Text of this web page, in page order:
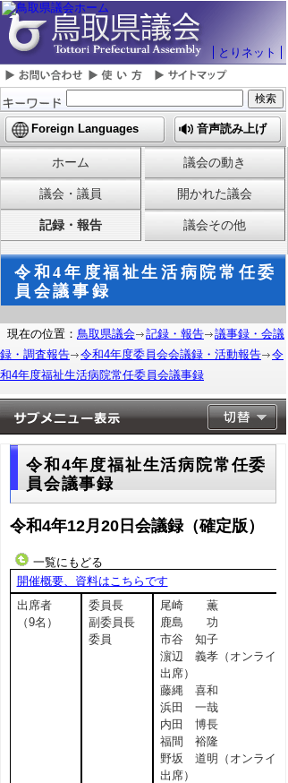
とりネット
Foreign Languages 音声読み上げ
ホーム 議会の動き
議会・議員 開かれた議会
記録・報告 議会その他
令和4年度福祉生活病院常任委
員会議事録
現在の位置： 鳥取県議会 記録・報告
議事録・会議
録・調査報告
令和4年度委員会会議録・活動報告
令
和4年度福祉生活病院常任委員会議事録
令和4年度福祉生活病院常任委
員会議事録
令和4年12月20日会議録（確定版）
一覧にもどる
開催概要、資料はこちらです
出席者
（9名）
委員長
副委員長
委員
尾崎 薫
鹿島 功
市谷 知子
濵辺 義孝（オンライン
出席）
藤縄 喜和
浜田 一哉
内田 博長
福間 裕隆
野坂 道明（オンライン
出席）